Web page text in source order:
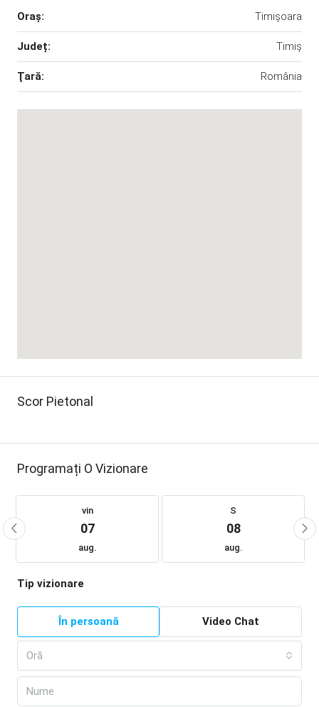
Oraş: Timișoara
Județ: Timiș
Ţară: România
Scor Pietonal
Programați O Vizionare
vin
07
aug.
S
08
aug.
Tip vizionare
În persoană Video Chat
Oră